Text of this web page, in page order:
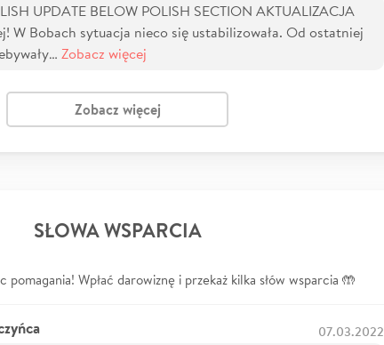
UPDATE BELOW POLISH SECTION AKTUALIZACJA
W Bobach sytuacja nieco się ustabilizowała. Od ostatniej
Zobacz więcej
Zobacz więcej
SŁOWA WSPARCIA
pomagania! Wpłać darowiznę i przekaż kilka słów wsparcia 🤲
07.03.2022